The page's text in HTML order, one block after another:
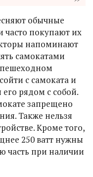
обычные
часто покупают их
напоминают
самокатами
пешеходном
с самоката и
рядом с собой.
запрещено
Также нельзя
Кроме того,
250 ватт нужны
часть при наличии